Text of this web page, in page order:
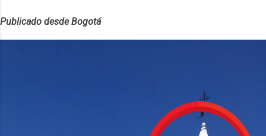
Publicado desde Bogotá